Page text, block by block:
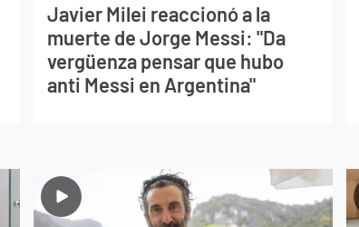
Javier Milei reaccionó a la
muerte de Jorge Messi: "Da
vergüenza pensar que hubo
anti Messi en Argentina"